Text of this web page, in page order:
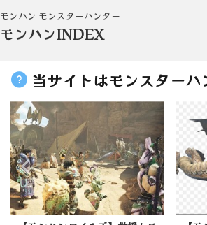
モンハン モンスターハンター
モンハンINDEX
当サイトはモンスター